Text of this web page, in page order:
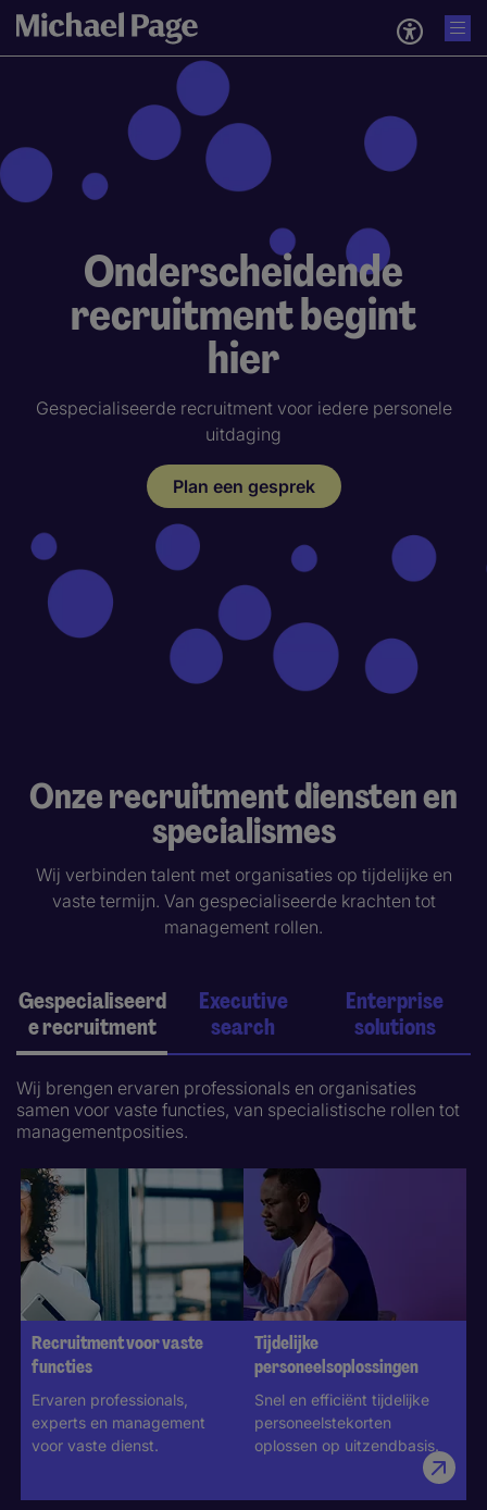
Gespecialiseerde recruitment voor iedere personele
uitdaging
Onderscheidende
recruitment begint
hier
Plan een gesprek
Onze recruitment diensten en
specialismes
Wij verbinden talent met organisaties op tijdelijke en
vaste termijn. Van gespecialiseerde krachten tot
management rollen.
Gespecialiseerd
e recruitment
Executive
search
Enterprise
solutions
Wij brengen ervaren professionals en organisaties
samen voor vaste functies, van specialistische rollen tot
managementposities.
Recruitment voor vaste
functies
Ervaren professionals,
experts en management
voor vaste dienst.
Tijdelijke
personeelsoplossingen
Snel en efficiënt tijdelijke
personeelstekorten
oplossen op uitzendbasis​.